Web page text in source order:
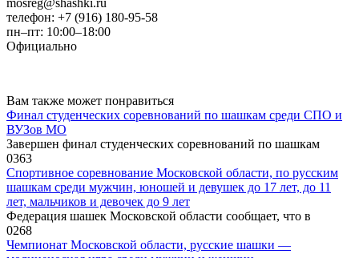
телефон: +7 (916) 180-95-58
пн–пт: 10:00–18:00
Официально
Вам также может понравиться
Финал студенческих соревнований по шашкам среди СПО и
ВУЗов МО
Завершен финал студенческих соревнований по шашкам
0363
Спортивное соревнование Московской области, по русским
шашкам среди мужчин, юношей и девушек до 17 лет, до 11
лет, мальчиков и девочек до 9 лет
Федерация шашек Московской области сообщает, что в
0268
Чемпионат Московской области, русские шашки —